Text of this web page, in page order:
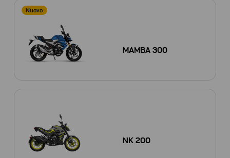
Nuevo
MAMBA 300
NK 200